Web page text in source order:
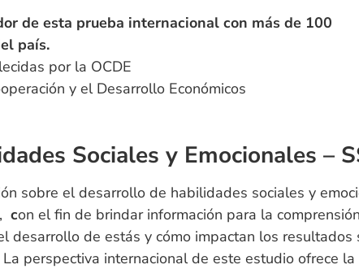
de esta prueba internacional con más de 100
país.
por la OCDE
y el Desarrollo Económicos​
Sociales y Emocionales –
sobre el desarrollo de habilidades sociales y
con el fin de brindar información para la
desarrollo de estás y cómo impactan los resultados
La perspectiva internacional de este estudio ofrece la